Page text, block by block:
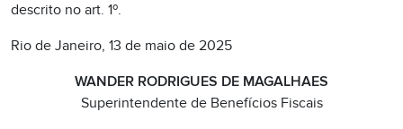
descrito no art. 1º.
Rio de Janeiro, 13 de maio de 2025
WANDER RODRIGUES DE MAGALHAES
Superintendente de Benefícios Fiscais